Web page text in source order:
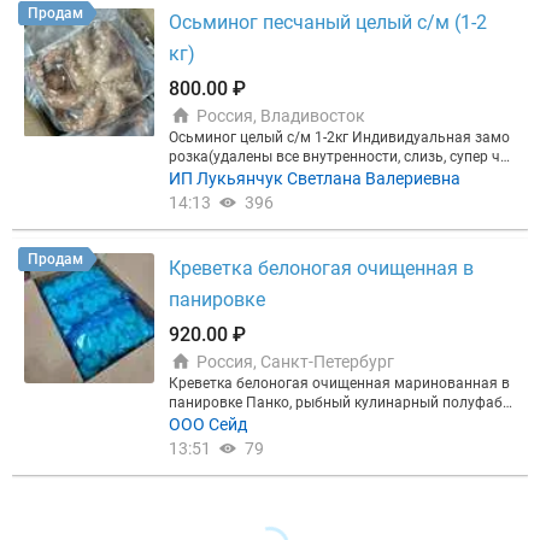
региона и региональные покупатели, перерабаты
вающие предприятия и компании сегмента HoRe
CA, общественного питания. Мы уважаем всех на
ших покупателей, независимо от их статуса и объ
емов закупок. Мы делаем акцент не на количеств
о, а на КАЧЕСТВО выпускаемой продукции. Вы гот
овы??? Тогда звоните/пишите Работайте с нами
и убедитесь в этом сами. Находимся по адресу: М
осковская область, г. Руза, Волоколамское шоссе
д17. Ждем Ваши заказы. Звоните по телефону
Продам
Осьминог песчаный целый с/м (1-2
кг)
800.00 ₽
Россия, Владивосток
Осьминог целый с/м 1-2кг Индивидуальная замо
розка(удалены все внутренности, слизь, супер чис
тый) Ящики 15-17кг, разновес Отправка в регион
ы. Безнал. Меркурий.
ИП Лукьянчук Светлана Валериевна
14:13
396
Продам
Креветка белоногая очищенная в
панировке
920.00 ₽
Россия, Санкт-Петербург
Креветка белоногая очищенная маринованная в
панировке Панко, рыбный кулинарный полуфабр
икат замороженный, Цена 890 ₽ от паллета Коро
б 10 кг (1*10), 480 кг( паллет) Имеются все необхо
(Меркурий).
ООО Сейд
13:51
79